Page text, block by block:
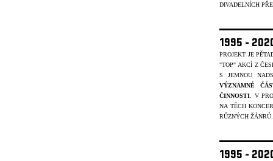
DIVADELNÍCH
1995 -
PROJEKT JE
"TOP" AKCÍ Z
S JEMNOU
VÝZNAMNÉ
ČINNOSTI . V
NA TĚCH
RŮZNÝCH ŽÁNRŮ.
1995 -